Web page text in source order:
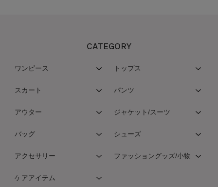
CATEGORY
ワンピース トップス
スカート パンツ
アウター ジャケット/スーツ
バッグ シューズ
アクセサリー ファッショングッズ/小物
ケアアイテム